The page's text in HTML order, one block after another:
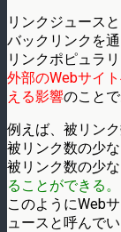
リンクジュースと
バックリンクを
リンクポピュラ
外部のWebサイ
える影響のことで
例えば、被リン
被リンク数の少
被リンク数の少
ることができる。
このようにWeb
ュースと呼んでい